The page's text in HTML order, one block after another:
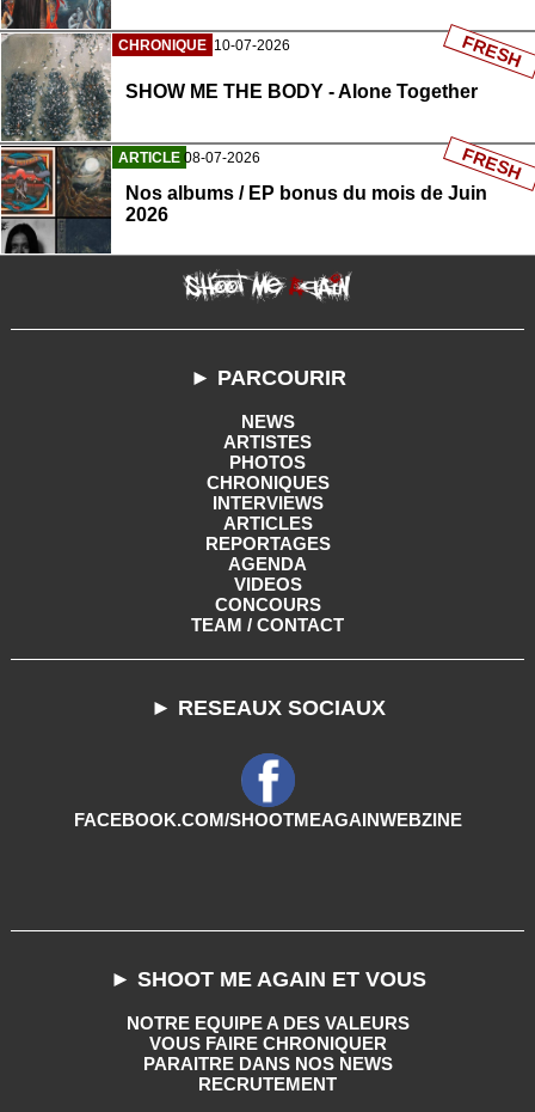
CHRONIQUE 10-07-2026
SHOW ME THE BODY - Alone Together
FRESH
ARTICLE 08-07-2026
Nos albums / EP bonus du mois de Juin
2026
FRESH
► PARCOURIR
NEWS
ARTISTES
PHOTOS
CHRONIQUES
INTERVIEWS
ARTICLES
REPORTAGES
AGENDA
VIDEOS
CONCOURS
TEAM / CONTACT
► RESEAUX SOCIAUX
FACEBOOK.COM/SHOOTMEAGAINWEBZINE
► SHOOT ME AGAIN ET VOUS
NOTRE EQUIPE A DES VALEURS
VOUS FAIRE CHRONIQUER
PARAITRE DANS NOS NEWS
RECRUTEMENT